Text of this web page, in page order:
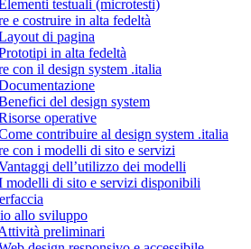
testuali (microtesti)
e costruire in alta fedeltà
di pagina
in alta fedeltà
con il design system .italia
del design system
operative
contribuire al design system .italia
con i modelli di sito e servizi
dell’utilizzo dei modelli
modelli di sito e servizi disponibili
allo sviluppo
preliminari